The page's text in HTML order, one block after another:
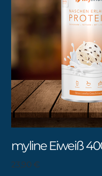
myline Eiweiß
23,90 €